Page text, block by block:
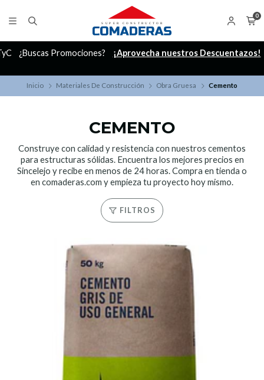
0
¿Buscas Promociones? ¡Aprovecha nuestros Descuentazos!
Inicio Materiales De Construcción Obra Gruesa Cemento
CEMENTO
Construye con calidad y resistencia con nuestros cementos
para estructuras sólidas. Encuentra los mejores precios en
Sincelejo y recibe en menos de 24 horas. Compra en tienda o
en comaderas.com y empieza tu proyecto hoy mismo.
FILTROS